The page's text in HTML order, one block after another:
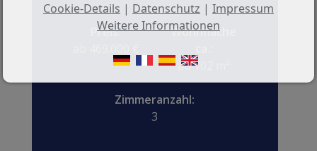
Preis:
Wohnfläche
ab 102 m²
Zimmeranzahl:
3
Cookie-Details | Datenschutz | Impressum
Weitere Informationen